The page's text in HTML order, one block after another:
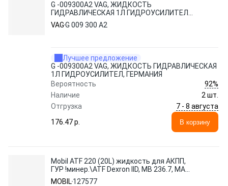
G -009300A2 VAG, ЖИДКОСТЬ
ГИДРАВЛИЧЕСКАЯ 1Л ГИДРОУСИЛИТЕЛ,
ГЕРМАНИЯ
VAGG 009 300 A2
Лучшее предложение
G -009300A2 VAG, ЖИДКОСТЬ ГИДРАВЛИЧЕСКАЯ
1Л ГИДРОУСИЛИТЕЛ, ГЕРМАНИЯ
Вероятность
92%
Наличие
2 шт.
Отгрузка
7 - 8 августа
176.47 p.
В корзину
Mobil ATF 220 (20L) жидкость для АКПП,
ГУР !минер.\ATF Dexron IID, MB 236.7, MAN
339 TYPE V-1 / Z-1
MOBIL127577